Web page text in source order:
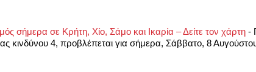
σήμερα σε Κρήτη, Χίο, Σάμο και Ικαρία – Δείτε τον χάρτη -
κινδύνου 4, προβλέπεται για σήμερα, Σάββατο, 8